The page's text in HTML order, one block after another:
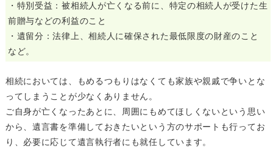
・特別受益：被相続人が亡くなる前に、特定の相続人が受けた生
前贈与などの利益のこと
・遺留分：法律上、相続人に確保された最低限度の財産のこと
など。
相続においては、もめるつもりはなくても家族や親戚で争いとな
ってしまうことが少なくありません。
ご自身が亡くなったあとに、周囲にもめてほしくないという思い
から、遺言書を準備しておきたいという方のサポートも行ってお
り、必要に応じて遺言執行者にも就任しています。